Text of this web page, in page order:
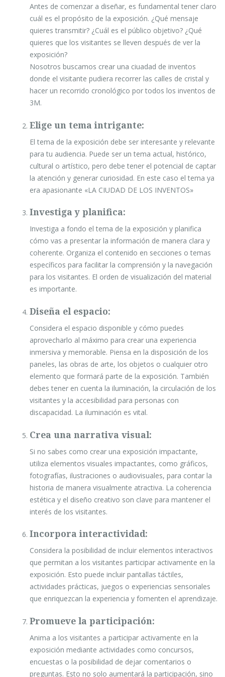
Antes de comenzar a diseñar, es fundamental tener claro
cuál es el propósito de la exposición. ¿Qué mensaje
quieres transmitir? ¿Cuál es el público objetivo? ¿Qué
quieres que los visitantes se lleven después de ver la
exposición?
Nosotros buscamos crear una ciuadad de inventos
donde el visitante pudiera recorrer las calles de cristal y
hacer un recorrido cronológico por todos los inventos de
3M.
Elige un tema intrigante:
El tema de la exposición debe ser interesante y relevante
para tu audiencia. Puede ser un tema actual, histórico,
cultural o artístico, pero debe tener el potencial de captar
la atención y generar curiosidad. En este caso el tema ya
era apasionante «LA CIUDAD DE LOS INVENTOS»
Investiga y planifica:
Investiga a fondo el tema de la exposición y planifica
cómo vas a presentar la información de manera clara y
coherente. Organiza el contenido en secciones o temas
específicos para facilitar la comprensión y la navegación
para los visitantes. El orden de visualización del material
es importante.
Diseña el espacio:
Considera el espacio disponible y cómo puedes
aprovecharlo al máximo para crear una experiencia
inmersiva y memorable. Piensa en la disposición de los
paneles, las obras de arte, los objetos o cualquier otro
elemento que formará parte de la exposición. También
debes tener en cuenta la iluminación, la circulación de los
visitantes y la accesibilidad para personas con
discapacidad. La iluminación es vital.
Crea una narrativa visual:
Si no sabes como crear una exposición impactante,
utiliza elementos visuales impactantes, como gráficos,
fotografías, ilustraciones o audiovisuales, para contar la
historia de manera visualmente atractiva. La coherencia
estética y el diseño creativo son clave para mantener el
interés de los visitantes.
Incorpora interactividad:
Considera la posibilidad de incluir elementos interactivos
que permitan a los visitantes participar activamente en la
exposición. Esto puede incluir pantallas táctiles,
actividades prácticas, juegos o experiencias sensoriales
que enriquezcan la experiencia y fomenten el aprendizaje.
Promueve la participación:
Anima a los visitantes a participar activamente en la
exposición mediante actividades como concursos,
encuestas o la posibilidad de dejar comentarios o
preguntas. Esto no solo aumentará la participación, sino